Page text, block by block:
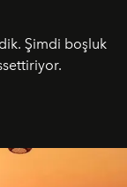
Şimdi boşluk